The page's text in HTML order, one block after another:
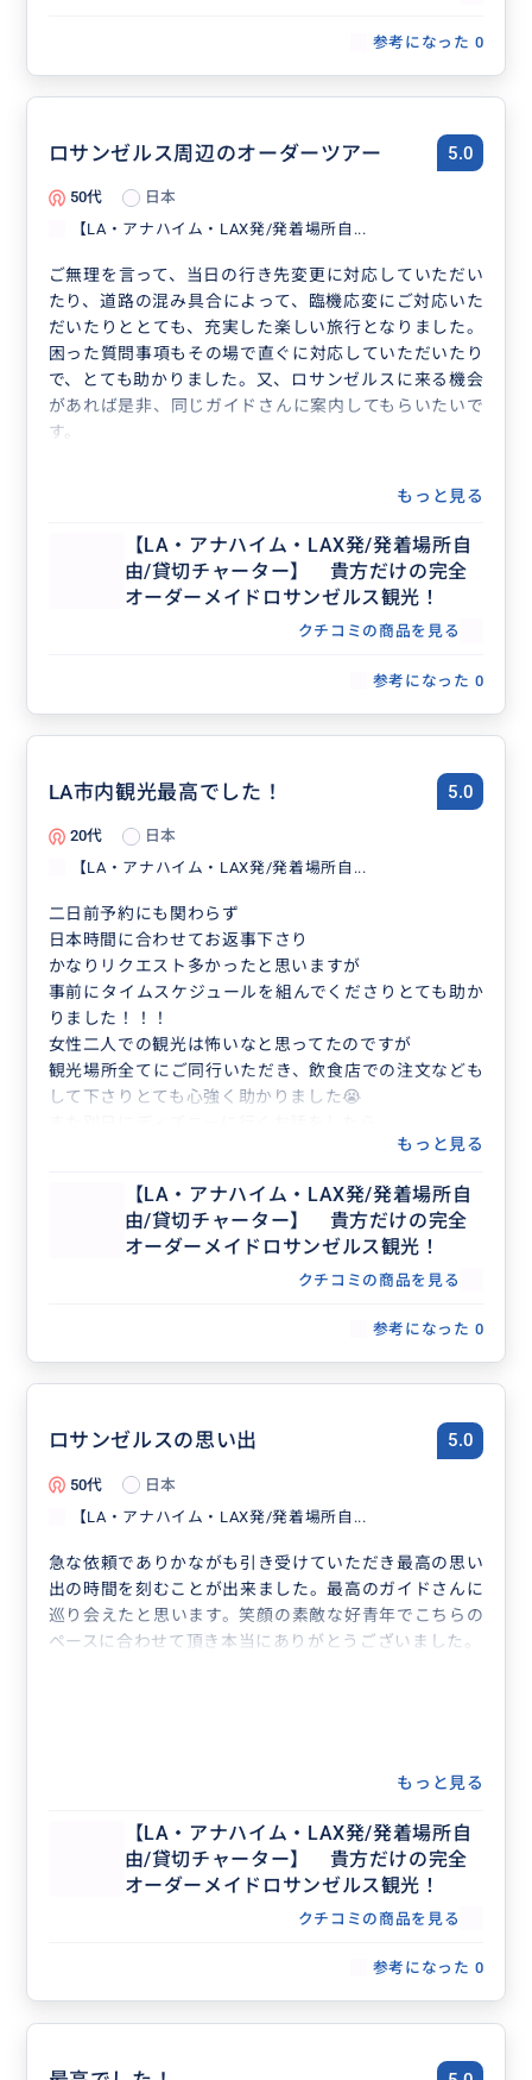
参考になった 0
ロサンゼルス周辺のオーダーツアー 5.0
50代
日本
【LA・アナハイム・LAX発/発着場所自...
ご無理を言って、当日の行き先変更に対応していただい
たり、道路の混み具合によって、臨機応変にご対応いた
だいたりととても、充実した楽しい旅行となりました。
困った質問事項もその場で直ぐに対応していただいたり
で、とても助かりました。又、ロサンゼルスに来る機会
があれば是非、同じガイドさんに案内してもらいたいで
す。
もっと見る
【LA・アナハイム・LAX発/発着場所自
由/貸切チャーター】 貴方だけの完全
オーダーメイドロサンゼルス観光！
クチコミの商品を見る
参考になった 0
LA市内観光最高でした！ 5.0
20代
日本
【LA・アナハイム・LAX発/発着場所自...
二日前予約にも関わらず
日本時間に合わせてお返事下さり
かなりリクエスト多かったと思いますが
事前にタイムスケジュールを組んでくださりとても助か
りました！！！
女性二人での観光は怖いなと思ってたのですが
観光場所全てにご同行いただき、飲食店での注文なども
して下さりとても心強く助かりました😭
ディズニーの情報などもくださりディズニーもより楽し
またLAに行く機会があれば是非お願いしたいと思いま
もっと見る
【LA・アナハイム・LAX発/発着場所自
由/貸切チャーター】 貴方だけの完全
オーダーメイドロサンゼルス観光！
クチコミの商品を見る
参考になった 0
ロサンゼルスの思い出 5.0
50代
日本
【LA・アナハイム・LAX発/発着場所自...
急な依頼でありかながも引き受けていただき最高の思い
出の時間を刻むことが出来ました。最高のガイドさんに
巡り会えたと思います。笑顔の素敵な好青年でこちらの
ペースに合わせて頂き本当にありがとうございました。
もっと見る
【LA・アナハイム・LAX発/発着場所自
由/貸切チャーター】 貴方だけの完全
オーダーメイドロサンゼルス観光！
クチコミの商品を見る
参考になった 0